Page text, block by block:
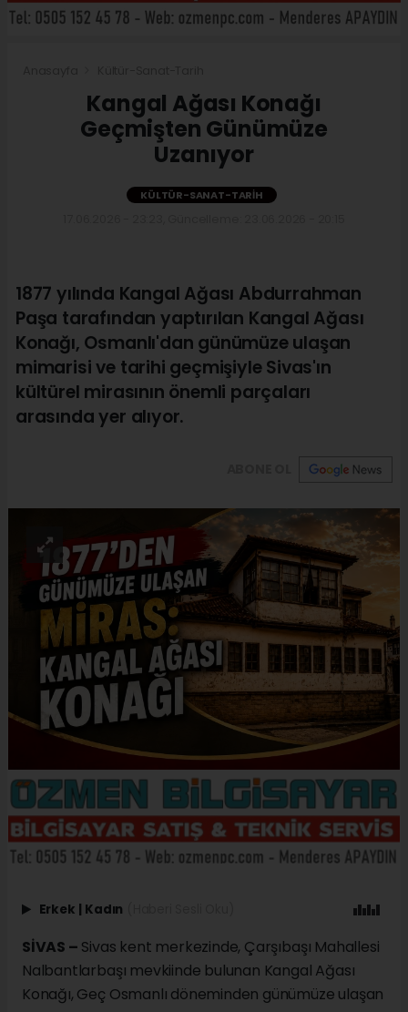
Kangal Ağası Konağı
Geçmişten Günümüze
Uzanıyor
KÜLTÜR-SANAT-TARIH
1877 yılında Kangal Ağası Abdurrahman
Paşa tarafından yaptırılan Kangal Ağası
Konağı, Osmanlı'dan günümüze ulaşan
mimarisi ve tarihi geçmişiyle Sivas'ın
kültürel mirasının önemli parçaları
arasında yer alıyor.
Erkek Kadın
SİVAS – Sivas kent merkezinde, Çarşıbaşı Mahallesi
Nalbantlarbaşı mevkiinde bulunan Kangal Ağası
Konağı, Geç Osmanlı döneminden günümüze ulaşan